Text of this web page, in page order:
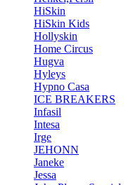
HiSkin
HiSkin Kids
Hollyskin
Home Circus
Hugva
Hyleys
Hypno Casa
ICE BREAKERS
Infasil
Intesa
Irge
JEHONN
Janeke
Jessa